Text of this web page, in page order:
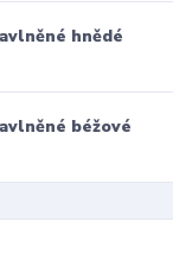
hnědé
béžové